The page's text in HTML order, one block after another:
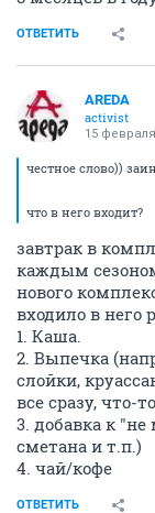
ОТВЕТИТЬ
AREDA
activist
15
честное слово))
что в него входит?
завтрак в
каждым
нового
входило в него
1. Каша.
2. Выпечка
слойки,
все сразу, что-
3. добавка к
сметана и т.п.)
4. чай/кофе
ОТВЕТИТЬ